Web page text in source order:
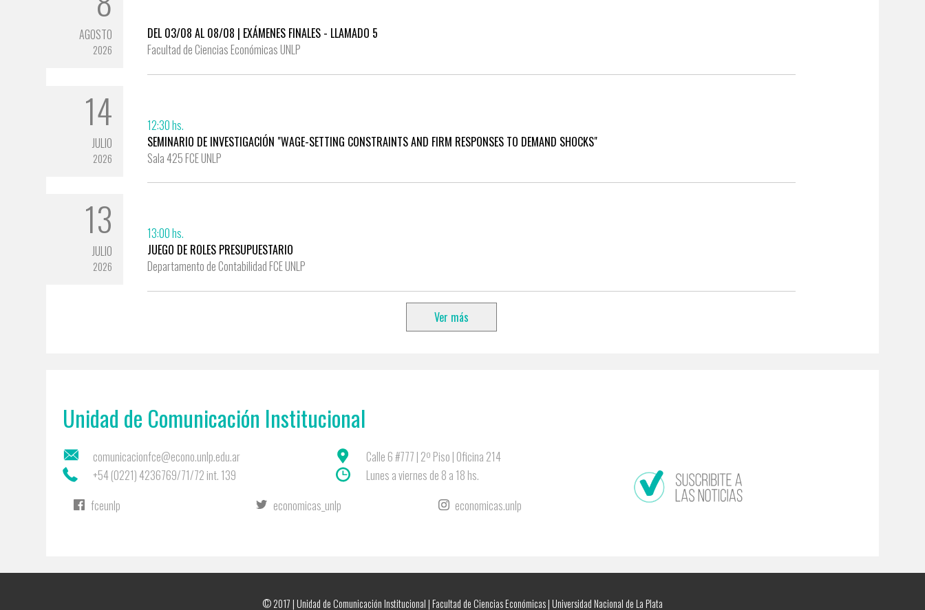
AGOSTO
2026
DEL 03/08 AL 08/08 | EXÁMENES FINALES - LLAMADO 5
Facultad de Ciencias Económicas UNLP
14
JULIO
2026
12:30 hs.
SEMINARIO DE INVESTIGACIÓN "WAGE-SETTING CONSTRAINTS AND FIRM RESPONSES TO DEMAND SHOCKS"
Sala 425 FCE UNLP
13
JULIO
2026
13:00 hs.
JUEGO DE ROLES PRESUPUESTARIO
Departamento de Contabilidad FCE UNLP
Ver más
Unidad de Comunicación Institucional
comunicacionfce@econo.unlp.edu.ar
Calle 6 #777 | 2º Piso | Oficina 214
+54 (0221) 4236769/71/72 int. 139
Lunes a viernes de 8 a 18 hs.
fceunlp
economicas_unlp economicas.unlp
© 2017 | Unidad de Comunicación Institucional | Facultad de Ciencias Económicas | Universidad Nacional de La Plata